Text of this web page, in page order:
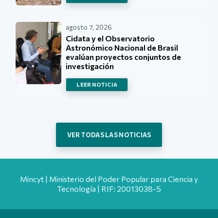
agosto 7, 2026
Cidata y el Observatorio
Astronómico Nacional de Brasil
evalúan proyectos conjuntos de
investigación
LEER NOTICIA
VER TODAS LAS NOTICIAS
Mincyt | Ministerio del Poder Popular para Ciencia y
Tecnología | RIF: 20013038-5